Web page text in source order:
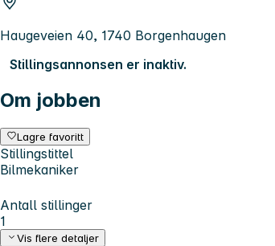
Haugeveien 40, 1740 Borgenhaugen
Stillingsannonsen er inaktiv.
Om jobben
Lagre favoritt
Stillingstittel
Bilmekaniker
Antall stillinger
1
Vis flere detaljer